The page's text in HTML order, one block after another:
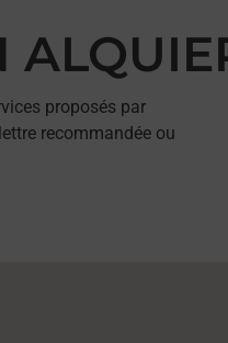
proposés par
recommandée ou